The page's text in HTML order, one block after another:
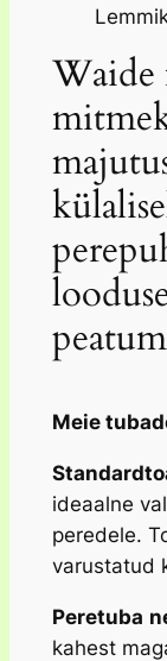
Waide
Meie
ideaalne
peredele.
varustatud
Peretuba
kahest